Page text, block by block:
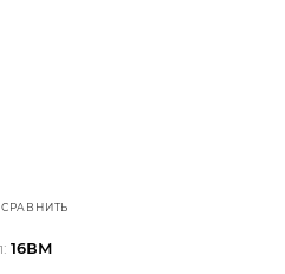
СРАВНИТЬ
16ВМ